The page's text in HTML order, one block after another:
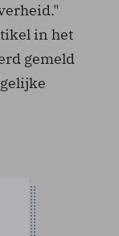
in het
gemeld